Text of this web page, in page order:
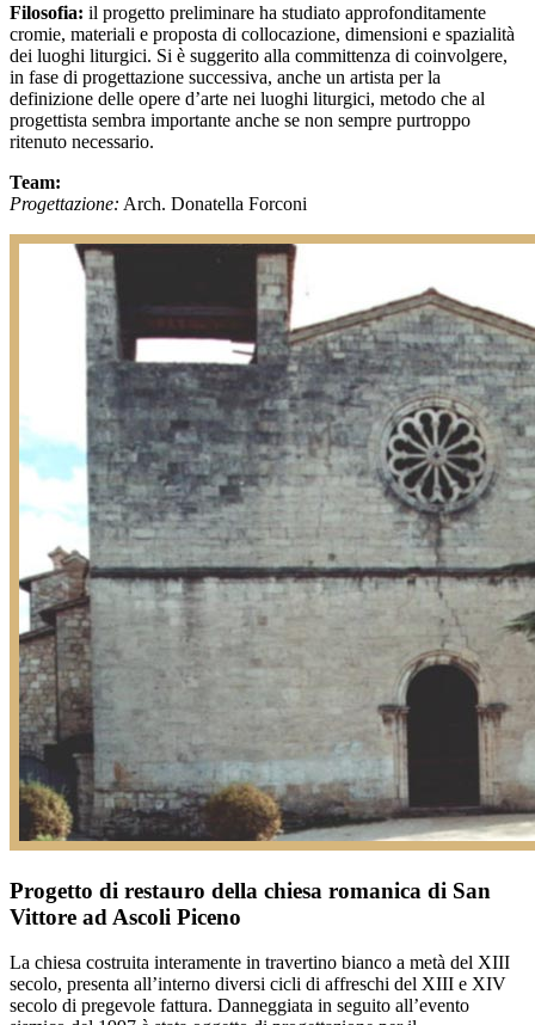
Filosofia: il progetto preliminare ha studiato approfonditamente
cromie, materiali e proposta di collocazione, dimensioni e spazialità
dei luoghi liturgici. Si è suggerito alla committenza di coinvolgere,
in fase di progettazione successiva, anche un artista per la
definizione delle opere d’arte nei luoghi liturgici, metodo che al
progettista sembra importante anche se non sempre purtroppo
ritenuto necessario.
Team:
Progettazione: Arch. Donatella Forconi
Progetto di restauro della chiesa romanica di San
Vittore ad Ascoli Piceno
La chiesa costruita interamente in travertino bianco a metà del XIII
secolo, presenta all’interno diversi cicli di affreschi del XIII e XIV
secolo di pregevole fattura. Danneggiata in seguito all’evento